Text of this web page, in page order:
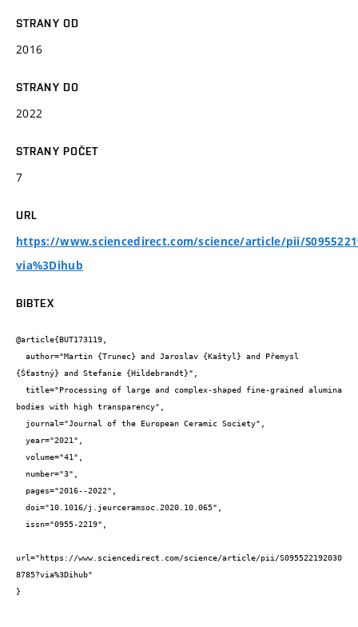
STRANY OD
2016
STRANY DO
2022
STRANY POČET
7
URL
https://www.sciencedirect.com/science/article/pii/
via%3Dihub
BIBTEX
@article{BUT173119,
{Šťastný} and Stefanie {Hildebrandt}",
bodies with high transparency",
url="https://www.sciencedirect.com/science/article/pii/S095522192030
8785?via%3Dihub"
}